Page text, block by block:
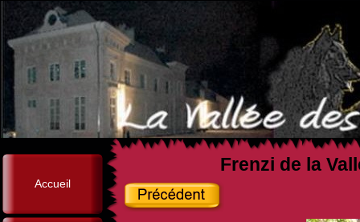
Accueil
Frenzi de la